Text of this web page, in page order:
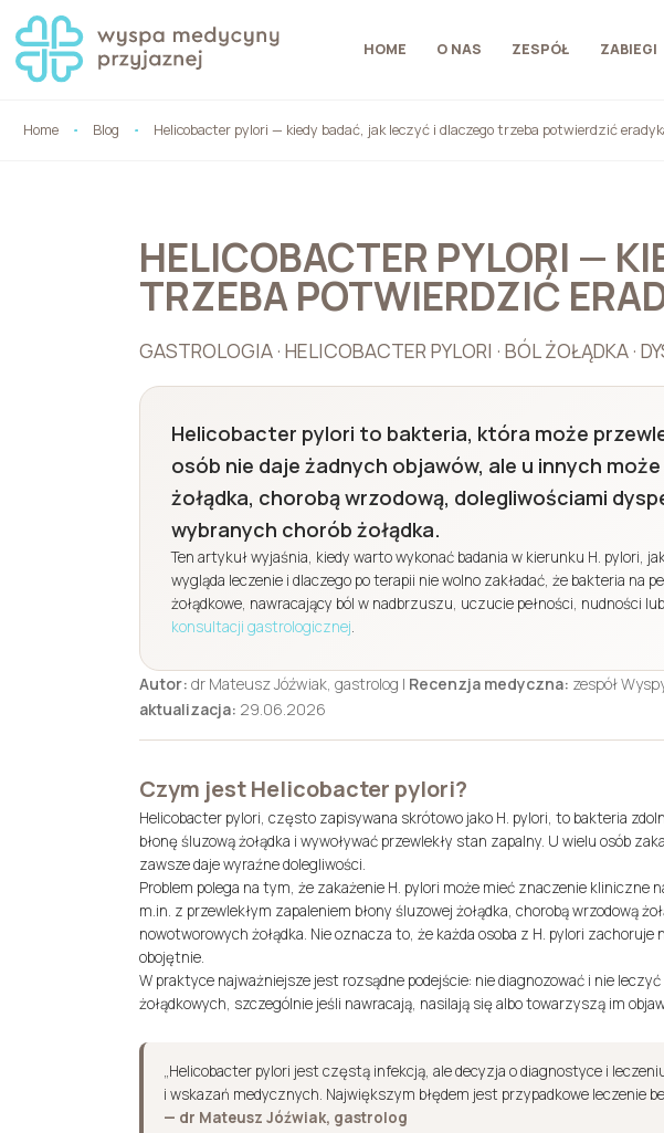
HOME O NAS ZESPÓŁ ZABIEGI
Home Blog Helicobacter pylori — kiedy badać, jak leczyć i dlaczego trzeba potwierdzić
HELICOBACTER PYLORI —
TRZEBA POTWIERDZIĆ
GASTROLOGIA · HELICOBACTER PYLORI · BÓL ŻOŁĄDKA ·
Helicobacter pylori to bakteria, która może
osób nie daje żadnych objawów, ale u innych
żołądka, chorobą wrzodową, dolegliwościami
wybranych chorób żołądka.
Ten artykuł wyjaśnia, kiedy warto wykonać badania w kierunku H. pylori,
wygląda leczenie i dlaczego po terapii nie wolno zakładać, że bakteria na
żołądkowe, nawracający ból w nadbrzuszu, uczucie pełności, nudności
konsultacji gastrologicznej.
Autor: dr Mateusz Jóźwiak, gastrolog | Recenzja medyczna: zespół
aktualizacja: 29.06.2026
Czym jest Helicobacter pylori?
Helicobacter pylori, często zapisywana skrótowo jako H. pylori, to bakteria
błonę śluzową żołądka i wywoływać przewlekły stan zapalny. U wielu osób
zawsze daje wyraźne dolegliwości.
Problem polega na tym, że zakażenie H. pylori może mieć znaczenie
m.in. z przewlekłym zapaleniem błony śluzowej żołądka, chorobą wrzodową
nowotworowych żołądka. Nie oznacza to, że każda osoba z H. pylori
obojętnie.
W praktyce najważniejsze jest rozsądne podejście: nie diagnozować i nie
żołądkowych, szczególnie jeśli nawracają, nasilają się albo towarzyszą im
„Helicobacter pylori jest częstą infekcją, ale decyzja o diagnostyce i
i wskazań medycznych. Największym błędem jest przypadkowe leczenie
— dr Mateusz Jóźwiak, gastrolog